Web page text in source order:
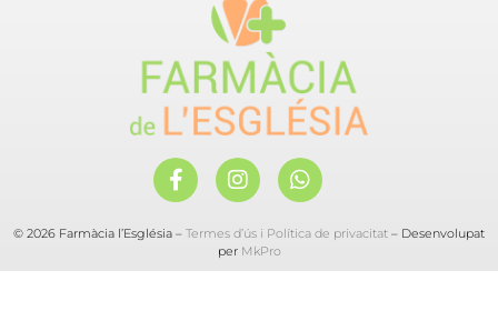
© 2026 Farmàcia l’Església – Termes d’ús i Política de privacitat – Desenvolupat
per MkPro